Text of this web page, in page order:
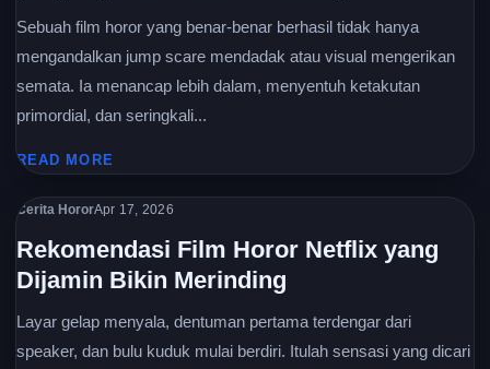
Sebuah film horor yang benar-benar berhasil tidak hanya
mengandalkan jump scare mendadak atau visual mengerikan
semata. Ia menancap lebih dalam, menyentuh ketakutan
primordial, dan seringkali...
READ MORE
Cerita HororApr 17, 2026
Rekomendasi Film Horor Netflix yang
Dijamin Bikin Merinding
Layar gelap menyala, dentuman pertama terdengar dari
speaker, dan bulu kuduk mulai berdiri. Itulah sensasi yang dicari